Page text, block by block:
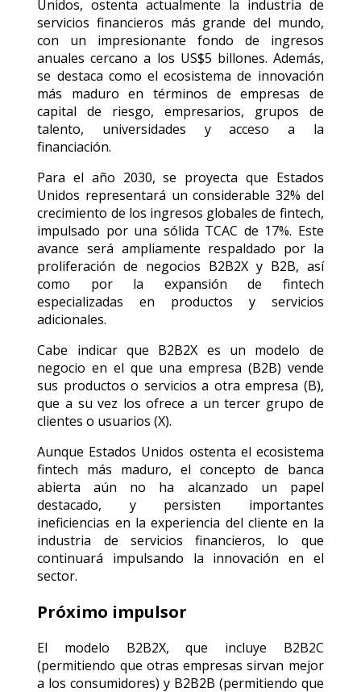
Unidos, ostenta actualmente la industria de
servicios financieros más grande del mundo,
con un impresionante fondo de ingresos
anuales cercano a los US$5 billones. Además,
se destaca como el ecosistema de innovación
más maduro en términos de empresas de
capital de riesgo, empresarios, grupos de
talento, universidades y acceso a la
financiación.
Para el año 2030, se proyecta que Estados
Unidos representará un considerable 32% del
crecimiento de los ingresos globales de fintech,
impulsado por una sólida TCAC de 17%. Este
avance será ampliamente respaldado por la
proliferación de negocios B2B2X y B2B, así
como por la expansión de fintech
especializadas en productos y servicios
adicionales.
Cabe indicar que B2B2X es un modelo de
negocio en el que una empresa (B2B) vende
sus productos o servicios a otra empresa (B),
que a su vez los ofrece a un tercer grupo de
clientes o usuarios (X).
Aunque Estados Unidos ostenta el ecosistema
fintech más maduro, el concepto de banca
abierta aún no ha alcanzado un papel
destacado, y persisten importantes
ineficiencias en la experiencia del cliente en la
industria de servicios financieros, lo que
continuará impulsando la innovación en el
sector.
Próximo impulsor
El modelo B2B2X, que incluye B2B2C
(permitiendo que otras empresas sirvan mejor
a los consumidores) y B2B2B (permitiendo que